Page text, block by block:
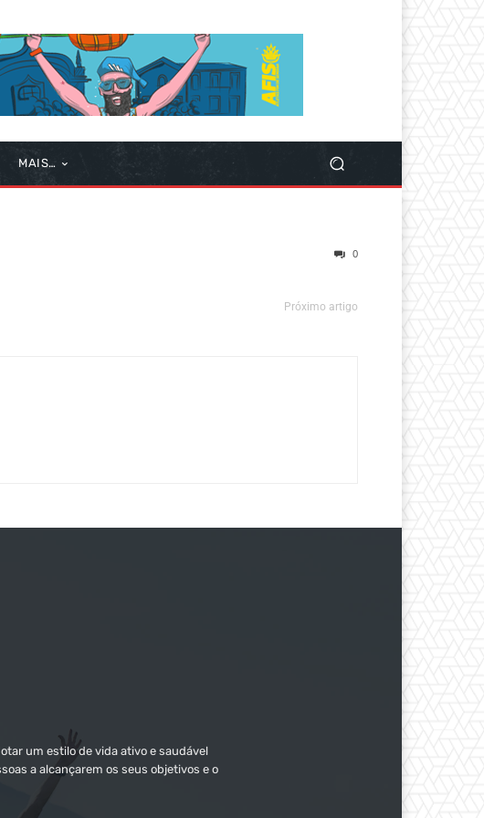
MAIS…
0
Próximo artigo
um estilo de vida ativo e saudável
a alcançarem os seus objetivos e o